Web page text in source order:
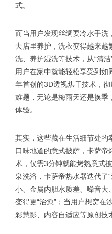
式。
而当用户发现丝绸要冷水手洗
去店里养护，洗衣变得越来越
洗、养护湿洗等技术，从“清洁
用户在家中就能轻松享受到
年首创的3D透视烘干技术，
难题，无论是梅雨天还是换季
体验。
其实，这些藏在生活细节处的
口味地道的意式披萨，卡萨
术，仅需3分钟就能烤熟意式
泉洗浴，卡萨帝热水器迭代了
小、金属内胆水质差、噪音大
变得更“治愈”；当用户想窝在
彩慧影、内容自适应等原创技